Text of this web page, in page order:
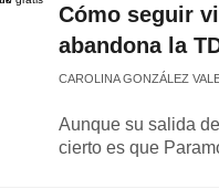
Cómo seguir
abandona la
CAROLINA GONZÁLEZ
Aunque su salida
cierto es que